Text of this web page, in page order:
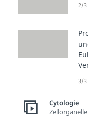
2/3
3/3
Cytologie